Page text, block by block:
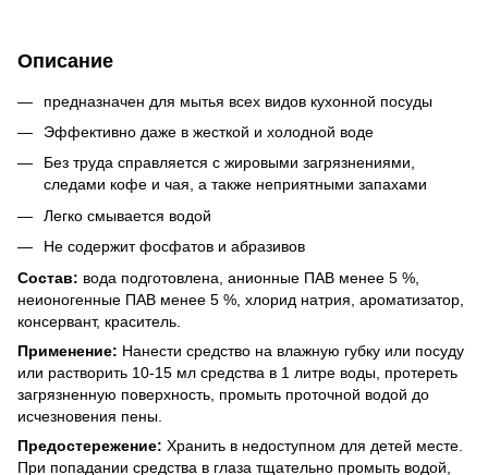
Описание
предназначен для мытья всех видов кухонной посуды
Эффективно даже в жесткой и холодной воде
Без труда справляется с жировыми загрязнениями,
следами кофе и чая, а также неприятными запахами
Легко смывается водой
Не содержит фосфатов и абразивов
Состав: вода подготовлена, анионные ПАВ менее 5 %,
неионогенные ПАВ менее 5 %, хлорид натрия, ароматизатор,
консервант, краситель.
Применение: Нанести средство на влажную губку или посуду
или растворить 10-15 мл средства в 1 литре воды, протереть
загрязненную поверхность, промыть проточной водой до
исчезновения пены.
Предостережение: Хранить в недоступном для детей месте.
При попадании средства в глаза тщательно промыть водой,